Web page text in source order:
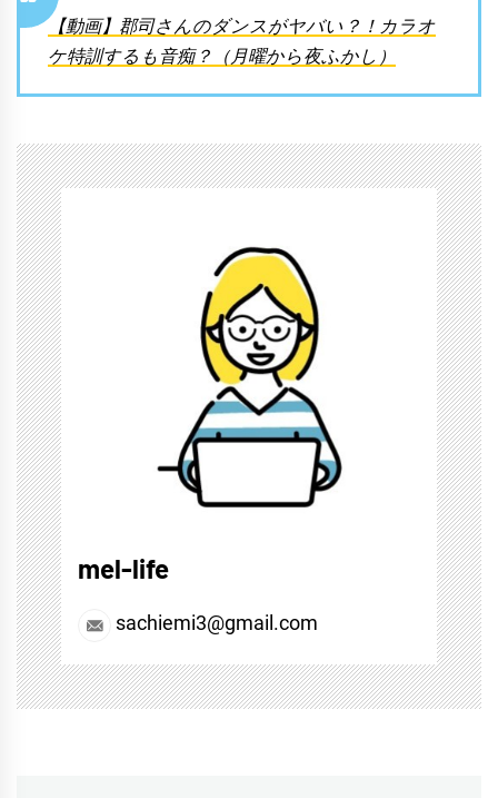
【動画】郡司さんのダンスがヤバい？！カラオ
ケ特訓するも音痴？（月曜から夜ふかし）
mel-life
sachiemi3@gmail.com